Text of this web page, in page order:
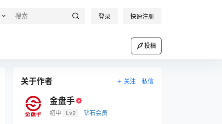
登录 快速注册
投稿
关于作者 关注 私信
金盘手
初中 Lv2 钻石会员